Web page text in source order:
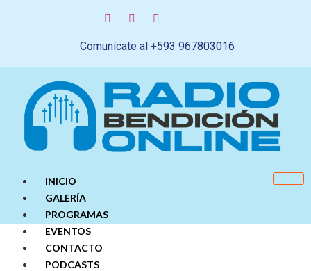
Comunícate al +593 967803016
INICIO
GALERÍA
PROGRAMAS
EVENTOS
CONTACTO
PODCASTS